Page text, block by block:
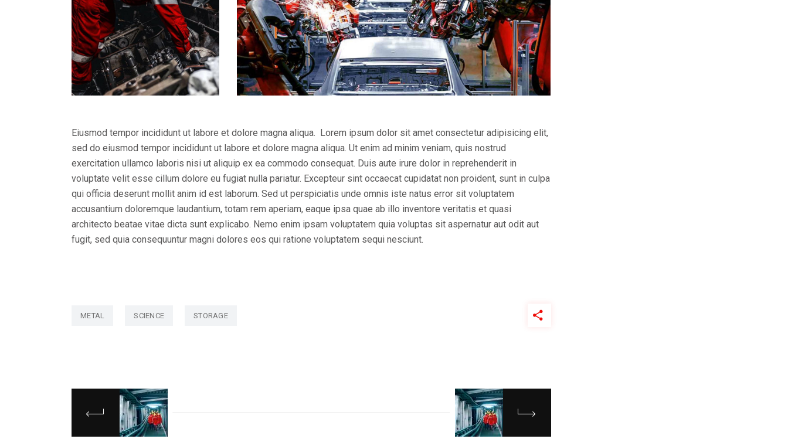
Eiusmod tempor incididunt ut labore et dolore magna aliqua. Lorem ipsum dolor sit amet consectetur adipisicing elit,
sed do eiusmod tempor incididunt ut labore et dolore magna aliqua. Ut enim ad minim veniam, quis nostrud
exercitation ullamco laboris nisi ut aliquip ex ea commodo consequat. Duis aute irure dolor in reprehenderit in
voluptate velit esse cillum dolore eu fugiat nulla pariatur. Excepteur sint occaecat cupidatat non proident, sunt in culpa
qui officia deserunt mollit anim id est laborum. Sed ut perspiciatis unde omnis iste natus error sit voluptatem
accusantium doloremque laudantium, totam rem aperiam, eaque ipsa quae ab illo inventore veritatis et quasi
architecto beatae vitae dicta sunt explicabo. Nemo enim ipsam voluptatem quia voluptas sit aspernatur aut odit aut
fugit, sed quia consequuntur magni dolores eos qui ratione voluptatem sequi nesciunt.
METAL SCIENCE STORAGE